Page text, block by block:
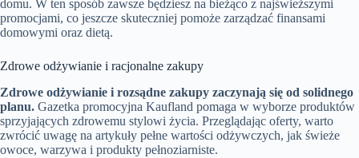
domu. W ten sposób zawsze będziesz na bieżąco z najświeższymi
promocjami, co jeszcze skuteczniej pomoże zarządzać finansami
domowymi oraz dietą.
Zdrowe odżywianie i racjonalne zakupy
Zdrowe odżywianie i rozsądne zakupy zaczynają się od solidnego
planu. Gazetka promocyjna Kaufland pomaga w wyborze produktów
sprzyjających zdrowemu stylowi życia. Przeglądając oferty, warto
zwrócić uwagę na artykuły pełne wartości odżywczych, jak świeże
owoce, warzywa i produkty pełnoziarniste.